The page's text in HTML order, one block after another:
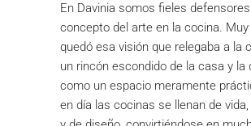
En Davinia somos fieles defensores
concepto del arte en la cocina.
quedó esa visión que relegaba a la
un rincón escondido de la casa y la
como un espacio meramente
en día las cocinas se llenan de